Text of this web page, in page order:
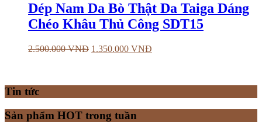
Dép Nam Da Bò Thật Da Taiga Dáng
Chéo Khâu Thủ Công SDT15
2.500.000VNĐ 1.350.000 VNĐ
Tin tức
Sản phẩm HOT trong tuần